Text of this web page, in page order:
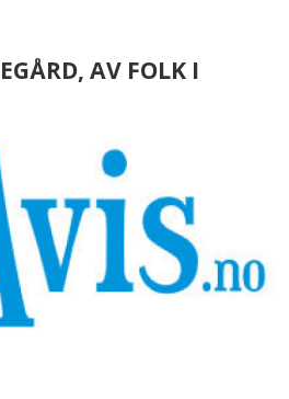
AV FOLK I